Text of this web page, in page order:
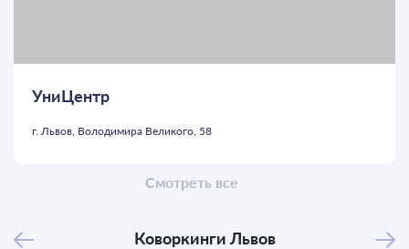
Смотреть все
УниЦентр
г. Львов, Володимира Великого, 58
Коворкинги Львов